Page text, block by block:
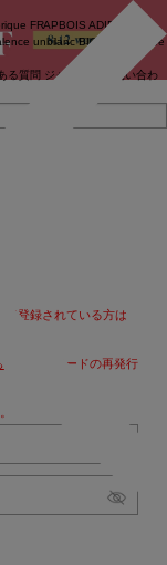
FRAPBOIS ADIEU
unbilanc BIGI online store
る質問 ジャーナル
お問い合わ
で登録されている方は
よりパスワードの再発行